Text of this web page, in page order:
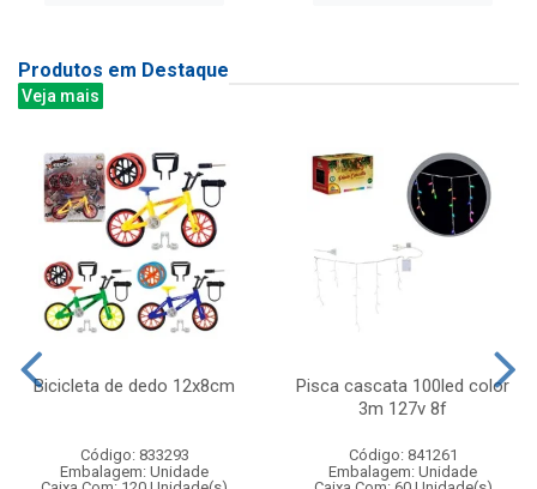
Produtos em Destaque
Veja mais
Bicicleta de dedo 12x8cm
Código: 833293
Embalagem: Unidade
Pisca cascata 100led color
3m 127v 8f
Código: 841261
Embalagem: Unidade